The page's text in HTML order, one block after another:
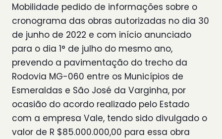
Mobilidade pedido de informações sobre o
cronograma das obras autorizadas no dia 30
de junho de 2022 e com início anunciado
para o dia 1° de julho do mesmo ano,
prevendo a pavimentação do trecho da
Rodovia MG-060 entre os Municípios de
Esmeraldas e São José da Varginha, por
ocasião do acordo realizado pelo Estado
com a empresa Vale, tendo sido divulgado o
valor de R $85.000.000,00 para essa obra